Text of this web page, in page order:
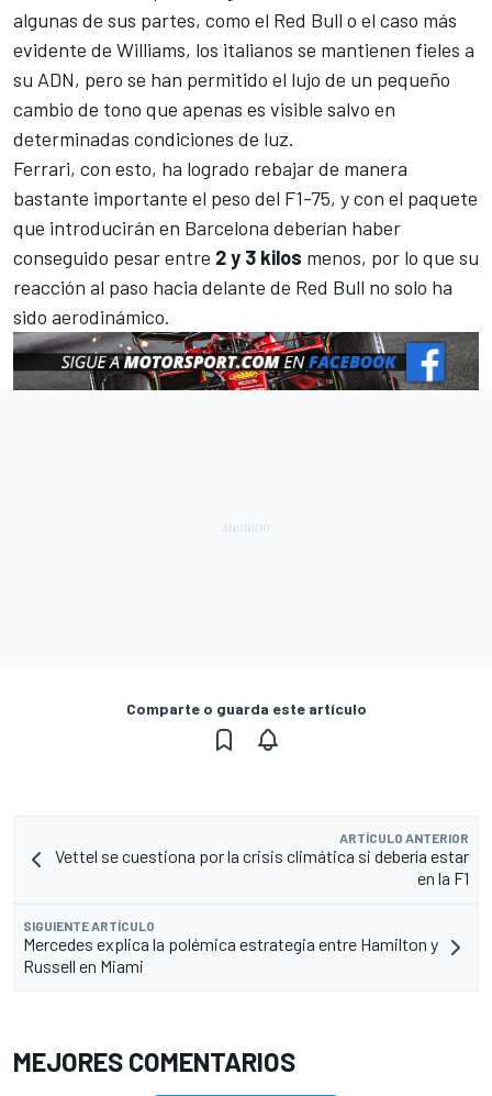
algunas de sus partes, como el Red Bull o el caso más
evidente de Williams, los italianos se mantienen fieles a
su ADN, pero se han permitido el lujo de un pequeño
cambio de tono que apenas es visible salvo en
determinadas condiciones de luz.
Ferrari, con esto, ha logrado rebajar de manera
bastante importante el peso del F1-75, y con el paquete
que introducirán en Barcelona deberían haber
conseguido pesar entre 2 y 3 kilos menos, por lo que su
reacción al paso hacia delante de Red Bull no solo ha
sido aerodinámico.
Comparte o guarda este artículo
ARTÍCULO ANTERIOR
Vettel se cuestiona por la crisis climática si debería estar
en la F1
SIGUIENTE ARTÍCULO
Mercedes explica la polémica estrategia entre Hamilton y
Russell en Miami
MEJORES COMENTARIOS